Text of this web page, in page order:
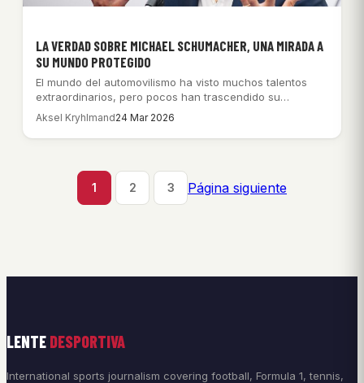
LA VERDAD SOBRE MICHAEL SCHUMACHER, UNA MIRADA A
SU MUNDO PROTEGIDO
El mundo del automovilismo ha visto muchos talentos
extraordinarios, pero pocos han trascendido su
disciplina…
Aksel Kryhlmand24 Mar 2026
1 2 3 Página siguiente
LENTE DESPORTIVA
International sports journalism covering football, Formula 1, tennis,